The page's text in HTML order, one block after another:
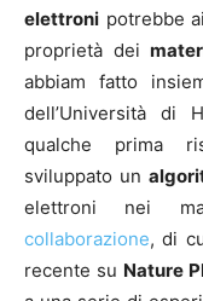
elettroni potrebbe
proprietà dei
abbiam fatto
dell’Università di
qualche prima
sviluppato un
elettroni nei
collaborazione, di
recente su Nature